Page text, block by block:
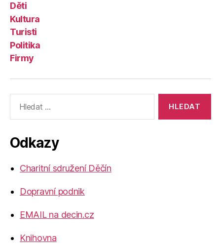
Děti
Kultura
Turisti
Politika
Firmy
vyhledávání:
Odkazy
Charitní sdružení Děčín
Dopravní podnik
EMAIL na decin.cz
Knihovna